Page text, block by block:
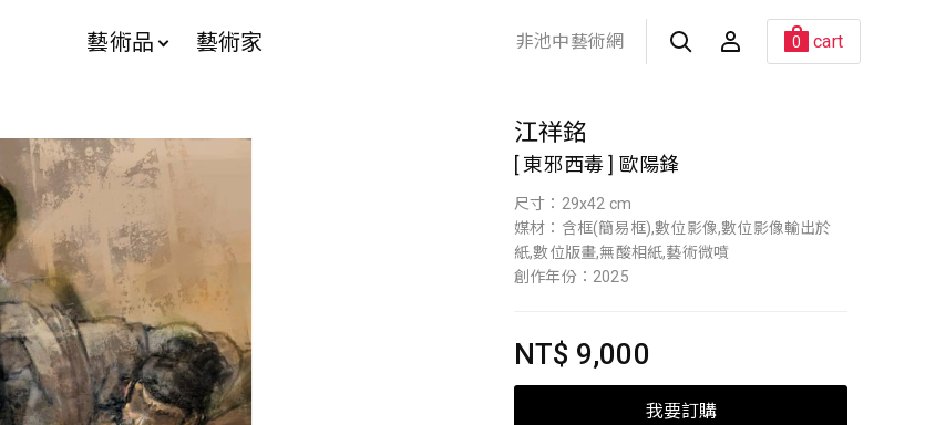
藝術品 藝術家 非池中藝術網 0 cart
江祥銘
[ 東邪西毒 ] 歐陽鋒
尺寸：29x42 cm
媒材：含框(簡易框),數位影像,數位影像輸出於
紙,數位版畫,無酸相紙,藝術微噴
創作年份：2025
NT$ 9,000
我要訂購